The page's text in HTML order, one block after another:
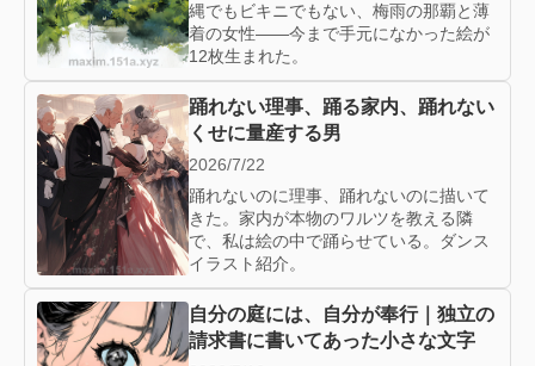
縄でもビキニでもない、梅雨の那覇と薄
着の女性——今まで手元になかった絵が
12枚生まれた。
踊れない理事、踊る家内、踊れない
くせに量産する男
2026/7/22
踊れないのに理事、踊れないのに描いて
きた。家内が本物のワルツを教える隣
で、私は絵の中で踊らせている。ダンス
イラスト紹介。
自分の庭には、自分が奉行｜独立の
請求書に書いてあった小さな文字